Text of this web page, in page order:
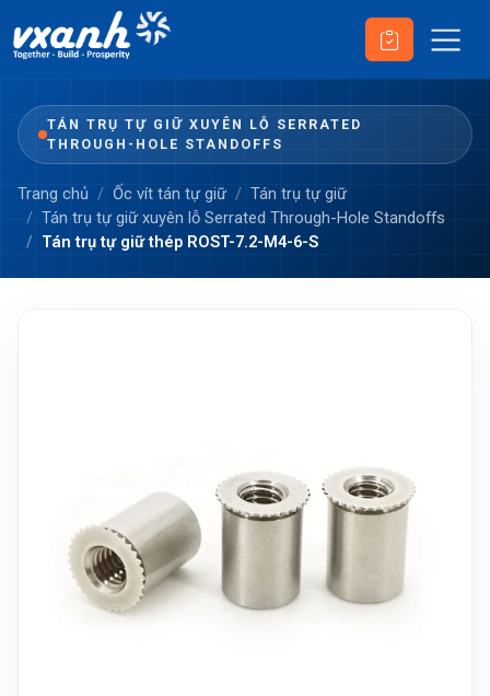
TÁN TRỤ TỰ GIỮ XUYÊN LỖ SERRATED
THROUGH-HOLE STANDOFFS
Trang chủ Ốc vít tán tự giữ
Tán trụ tự giữ
Tán trụ tự giữ xuyên lỗ Serrated Through-Hole Standoffs
Tán trụ tự giữ thép ROST-7.2-M4-6-S